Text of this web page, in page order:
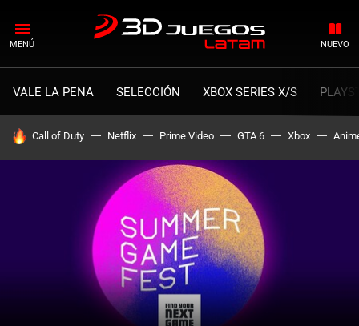
MENÚ NUEVO
VALE LA PENA SELECCIÓN XBOX SERIES X/S
HOY SE HABLA DE
Call of Duty Netflix Prime Video GTA 6 Xbox